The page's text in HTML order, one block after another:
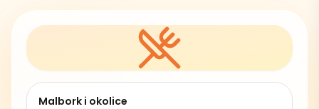
Malbork i okolice